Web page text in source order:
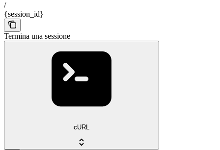
/
{session_id}
Termina una sessione
cURL